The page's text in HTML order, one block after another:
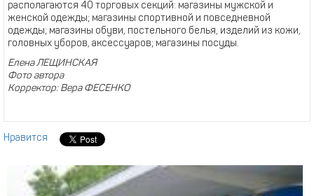
располагаются 40 торговых секций: магазины мужской и
женской одежды; магазины спортивной и повседневной
одежды; магазины обуви, постельного белья, изделий из кожи,
головных уборов, аксессуаров; магазины посуды.
Елена ЛЕЩИНСКАЯ
Фото автора
Корректор: Вера ФЕСЕНКО
Нравится